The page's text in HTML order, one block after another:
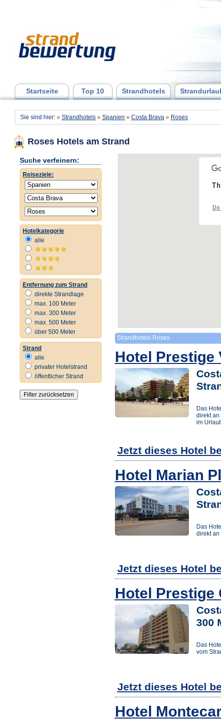
Startseite Top 10 Strandhotels
Sie sind hier: » Strandhotels » Spanien » Costa Brava » Roses
Roses Hotels am Strand
Suche verfeinern:
Reiseziele:
Hotelkategorie
alle
Entfernung zum Strand
direkte Strandlage
max. 100 Meter
max. 300 Meter
max. 500 Meter
über 500 Meter
Strand
alle
privater Hotelstrand
öffentlicher Strand
Strandhotels Roses
Hotel Prestige
Das
direkt an
im
Jetzt dieses Hotel
Hotel Marian
Das
direkt
Jetzt dieses Hotel
Hotel Prestige
300
Das
vom
Jetzt dieses Hotel
Hotel